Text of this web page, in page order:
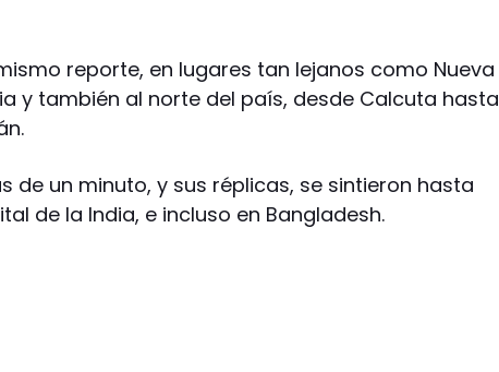
reporte, en lugares tan lejanos como Nueva
y también al norte del país, desde Calcuta hasta
de un minuto, y sus réplicas, se sintieron hasta
de la India, e incluso en Bangladesh.